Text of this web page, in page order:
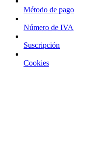
Método de pago
Número de IVA
Suscripción
Cookies